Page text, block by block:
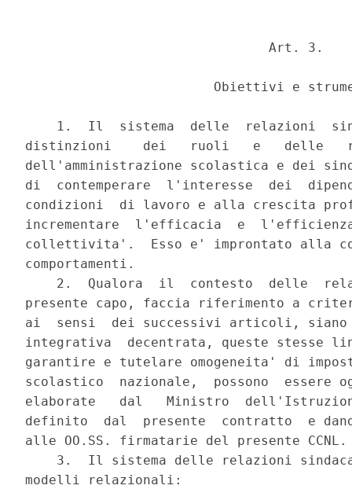
                               Art. 3.
Obiettivi e
1.  Il  sistema  delle  relazioni
distinzioni    dei   ruoli   e   delle
dell'amministrazione scolastica e dei
di  contemperare  l'interesse  dei
condizioni  di lavoro e alla crescita
incrementare  l'efficacia  e
collettivita'.  Esso e' improntato alla
comportamenti.
2.  Qualora  il  contesto  delle
presente capo, faccia riferimento a
ai  sensi  dei successivi articoli, siano
integrativa  decentrata, queste stesse
garantire e tutelare omogeneita' di
scolastico  nazionale,  possono  essere
elaborate   dal   Ministro
definito  dal  presente  contratto  e
alle OO.SS. firmatarie del presente CCNL.
3.  Il sistema delle relazioni
modelli relazionali: